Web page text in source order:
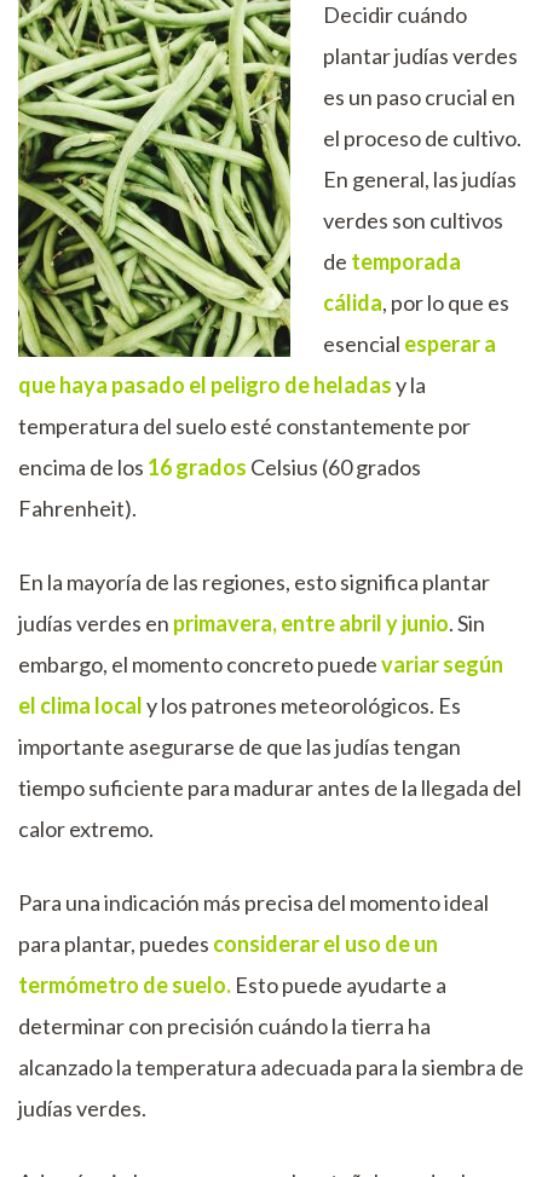
Decidir cuándo
plantar judías verdes
es un paso crucial en
el proceso de cultivo.
En general, las judías
verdes son cultivos
de temporada
cálida, por lo que es
esencial esperar a
que haya pasado el peligro de heladasy la
temperatura del suelo esté constantemente por
encima de los 16 grados Celsius (60 grados
Fahrenheit).
En la mayoría de las regiones, esto significa plantar
judías verdes en primavera, entre abril y junio. Sin
embargo, el momento concreto puedevariar según
el clima localy los patrones meteorológicos. Es
importante asegurarse de que las judías tengan
tiempo suficiente para madurar antes de la llegada del
calor extremo.
Para una indicación más precisa del momento ideal
para plantar, puedes considerar el uso de un
termómetro de suelo. Esto puede ayudarte a
determinar con precisión cuándo la tierra ha
alcanzado la temperatura adecuada para la siembra de
judías verdes.